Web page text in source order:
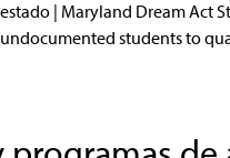
| Maryland Dream Act
students to